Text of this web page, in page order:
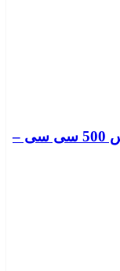
آبجو بدون الکل گیلاس فس بروس 500 سی سی –